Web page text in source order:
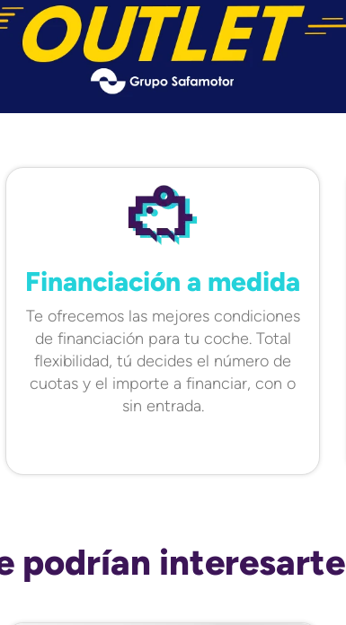
Financiación a medida
Te ofrecemos las mejores condiciones
de financiación para tu coche. Total
flexibilidad, tú decides el número de
cuotas y el importe a financiar, con o
sin entrada.
podrían interesarte